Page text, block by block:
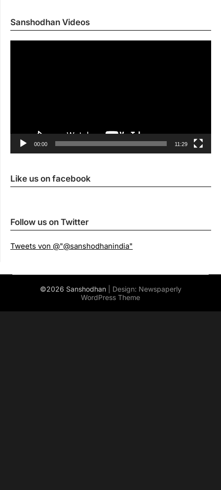
Sanshodhan Videos
00:00 11:29
Like us on facebook
Follow us on Twitter
Tweets von @"@sanshodhanindia"
©2026 Sanshodhan | Design: Newspaperly
WordPress Theme